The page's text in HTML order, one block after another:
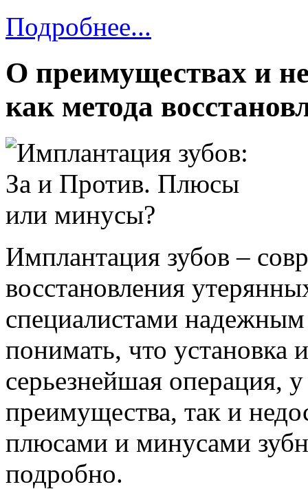
Подробнее...
О преимуществах и
как метода
Имплантация зубов –
восстановления
специалистами
понимать, что установка
серьезнейшая операция,
преимущества, так и
плюсами и минусами
подробно.